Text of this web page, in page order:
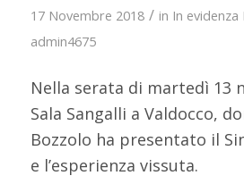
17 Novembre 2018 / in In evidenza
admin4675
Nella serata di martedì 13
Sala Sangalli a Valdocco,
Bozzolo ha presentato il
e l’esperienza vissuta.